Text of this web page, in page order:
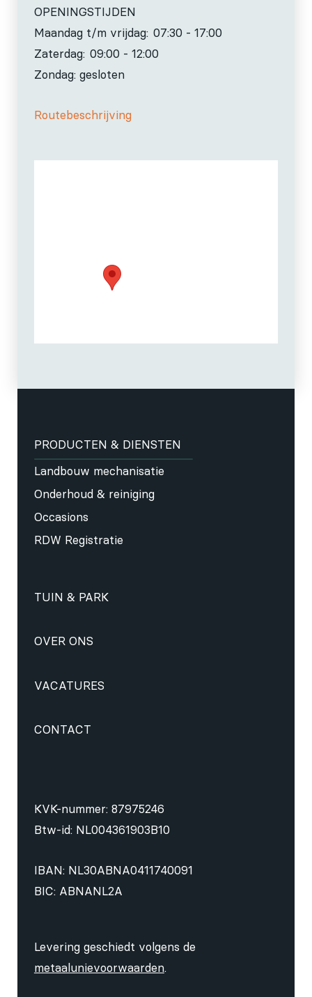
OPENINGSTIJDEN
Maandag t/m vrijdag: 07:30 - 17:00
Zaterdag: 09:00 - 12:00
Zondag: gesloten
Routebeschrijving
PRODUCTEN & DIENSTEN
Landbouw mechanisatie
Onderhoud & reiniging
Occasions
RDW Registratie
TUIN & PARK
OVER ONS
VACATURES
CONTACT
KVK-nummer: 87975246
Btw-id: NL004361903B10
IBAN: NL30ABNA0411740091
BIC: ABNANL2A
Levering geschiedt volgens de
metaalunievoorwaarden.